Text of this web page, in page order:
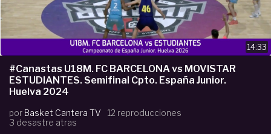
14:33
#Canastas U18M. FC BARCELONA vs MOVISTAR
ESTUDIANTES. Semifinal Cpto. España Junior.
Huelva 2024
por Basket Cantera TV
12 reproducciones
3 desastre atras